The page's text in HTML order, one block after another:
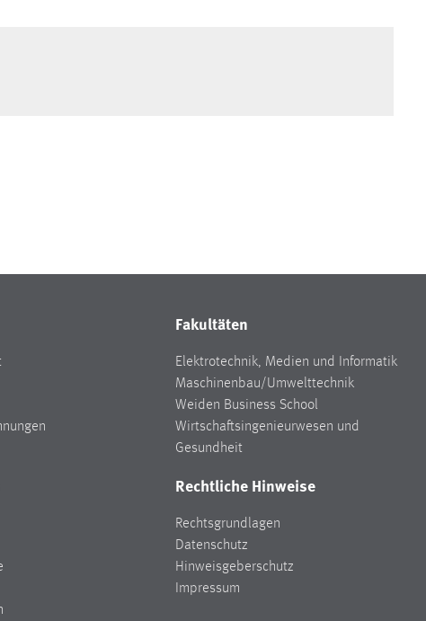
Fakultäten
Elektrotechnik, Medien und Informatik
Maschinenbau/Umwelttechnik
Weiden Business School
Wirtschaftsingenieurwesen und
Gesundheit
Rechtliche Hinweise
Rechtsgrundlagen
Datenschutz
Hinweisgeberschutz
Impressum